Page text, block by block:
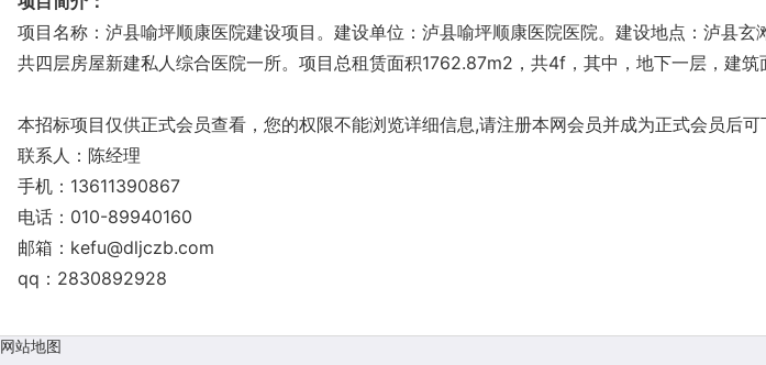
项目名称：泸县喻坪顺康医院建设项目。建设单位：泸县喻坪顺康医院医院。建设地点：泸县
共四层房屋新建私人综合医院一所。项目总租赁面积1762.87m2，共4f，其中，地下一层，建
本招标项目仅供正式会员查看，您的权限不能浏览详细信息,请注册本网会员并成为正式会员后
联系人：陈经理
手机：13611390867
电话：010-89940160
邮箱： kefu@dljczb.com
qq：2830892928
网站地图